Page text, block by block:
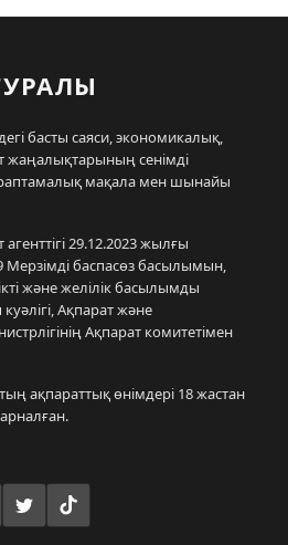
басты саяси, экономикалық,
жаңалықтарының сенімді
мақала мен шынайы
агенттігі 29.12.2023 жылғы
Мерзімді баспасөз басылымын,
және желілік басылымды
Ақпарат және
Ақпарат комитетімен
ақпараттық өнімдері 18 жастан